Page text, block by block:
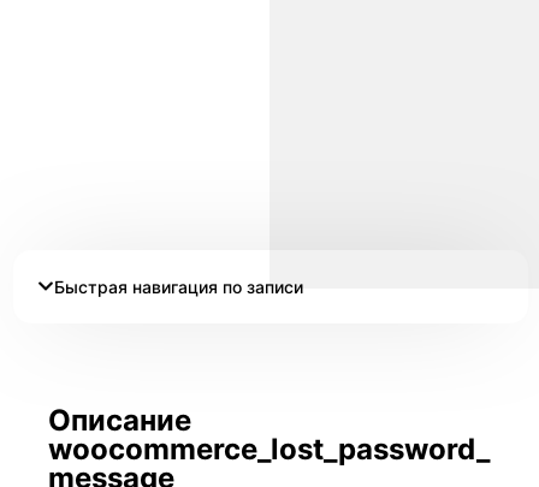
Быстрая навигация по записи
Описание
woocommerce_lost_password_
message